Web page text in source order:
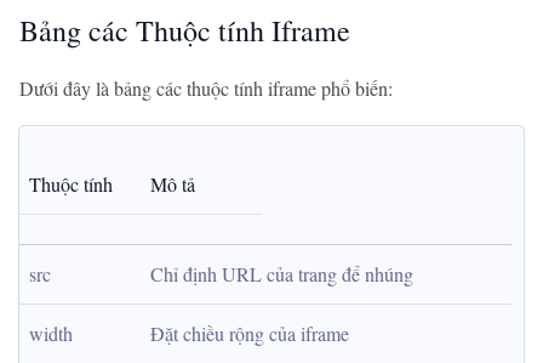
Bảng các Thuộc tính Iframe
Dưới đây là bảng các thuộc tính iframe phổ biến:
Thuộc tính Mô tả
src Chỉ định URL của trang để nhúng
width Đặt chiều rộng của iframe